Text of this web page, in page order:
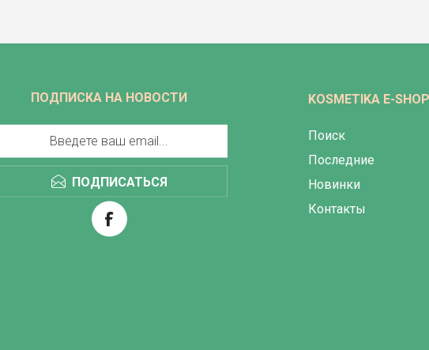
ПОДПИСКА НА НОВОСТИ
ПОДПИСАТЬСЯ
KOSMETIKA E-SHOP
Поиск
Последние
Новинки
Контакты